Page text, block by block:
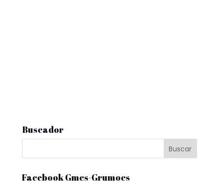
Buscador
Facebook Gmcs-Grumocs